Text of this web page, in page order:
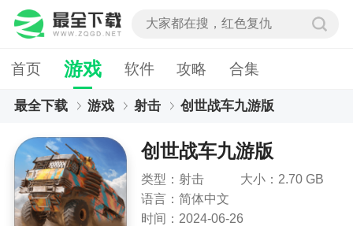
首页 游戏 软件 攻略 合集
最全下载 游戏 射击 创世战车九游版
创世战车九游版
类型：射击
大小：2.70 GB
语言：简体中文
时间：2024-06-26